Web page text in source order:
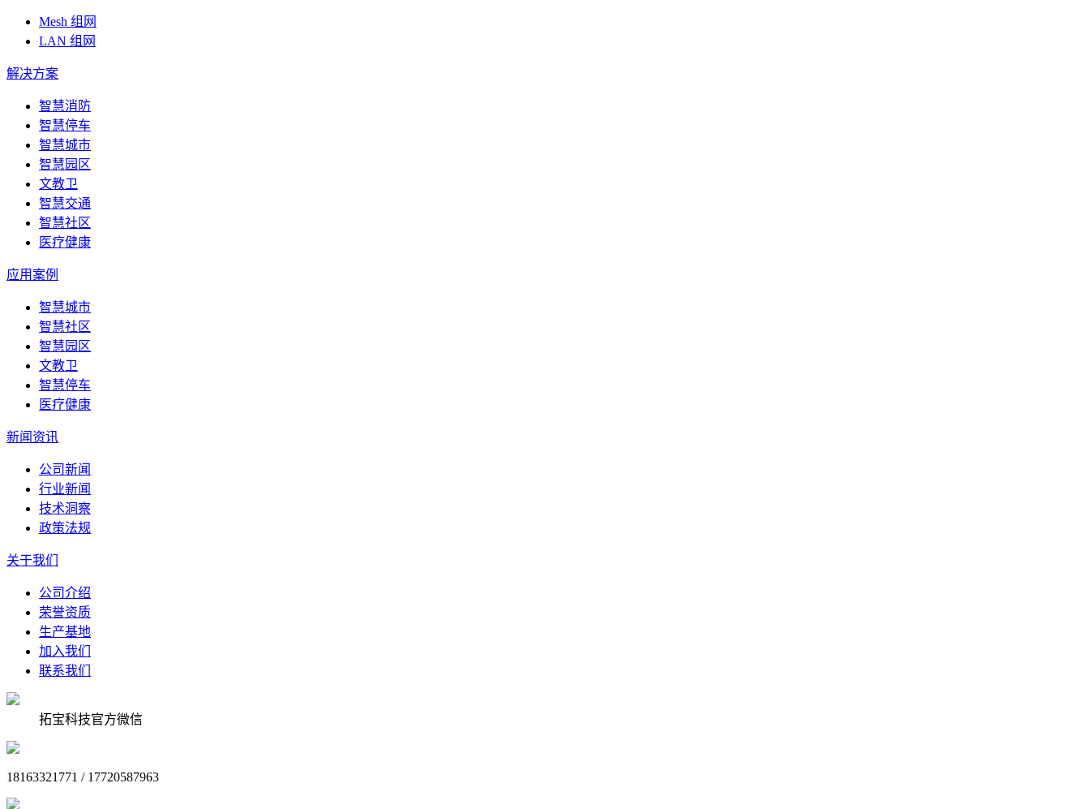
Mesh 组网
LAN 组网
解决方案
智慧消防
智慧停车
智慧城市
智慧园区
文教卫
智慧交通
智慧社区
医疗健康
应用案例
智慧城市
智慧社区
智慧园区
文教卫
智慧停车
医疗健康
新闻资讯
公司新闻
行业新闻
技术洞察
政策法规
关于我们
公司介绍
荣誉资质
生产基地
加入我们
联系我们
拓宝科技官方微信
18163321771 / 17720587963